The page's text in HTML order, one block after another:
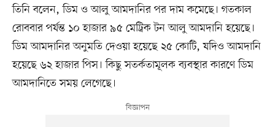
তিনি বলেন, ডিম ও আলু আমদানির পর দাম কমেছে। গতকাল
রোববার পর্যন্ত ১০ হাজার ৯৫ মেট্রিক টন আলু আমদানি হয়েছে।
ডিম আমদানির অনুমতি দেওয়া হয়েছে ২৫ কোটি, যদিও আমদানি
হয়েছে ৬২ হাজার পিস। কিছু সতর্কতামূলক ব্যবস্থার কারণে ডিম
আমদানিতে সময় লেগেছে।